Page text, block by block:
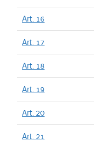
Art. 16
Art. 17
Art. 18
Art. 19
Art. 20
Art. 21